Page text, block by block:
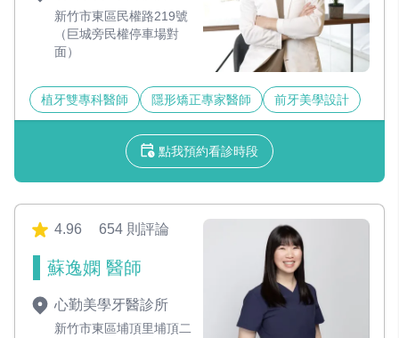
新竹市東區民權路219號
（巨城旁民權停車場對
面）
植牙雙專科醫師 隱形矯正專家醫師 前牙美學設計
點我預約看診時段
4.96 654 則評論
蘇逸嫻 醫師
心勤美學牙醫診所
新竹市東區埔頂里埔頂二